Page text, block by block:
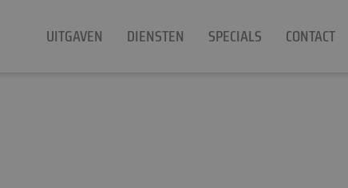
UITGAVEN DIENSTEN SPECIALS CONTACT